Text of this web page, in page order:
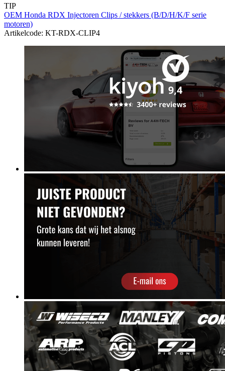
TIP
OEM Honda RDX Injectoren Clips / stekkers (B/D/H/K/F serie
motoren)
Artikelcode: KT-RDX-CLIP4